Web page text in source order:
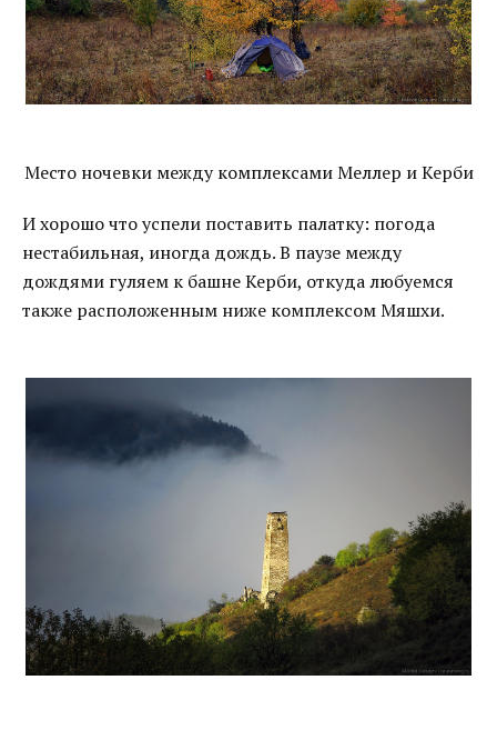
Место ночевки между комплексами Меллер и Керби
И хорошо что успели поставить палатку: погода
нестабильная, иногда дождь. В паузе между
дождями гуляем к башне Керби, откуда любуемся
также расположенным ниже комплексом Мяшхи.